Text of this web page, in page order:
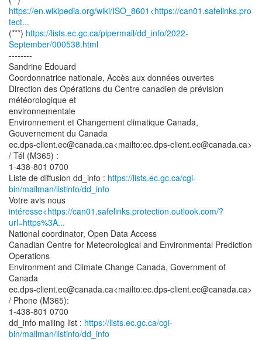
https://en.wikipedia.org/wiki/ISO_8601<https://can01.safelinks.pro
tect...
(***) https://lists.ec.gc.ca/pipermail/dd_info/2022-
September/000538.html
--------
Sandrine Edouard
Coordonnatrice nationale, Accès aux données ouvertes
Direction des Opérations du Centre canadien de prévision
météorologique et
environnementale
Environnement et Changement climatique Canada,
Gouvernement du Canada
ec.dps-client.ec@canada.ca<mailto:ec.dps-client.ec@canada.ca>
/ Tél (M365) :
1-438-801 0700
Liste de diffusion dd_info : https://lists.ec.gc.ca/cgi-
bin/mailman/listinfo/dd_info
intéresse<https://can01.safelinks.protection.outlook.com/?
url=https%3A...
National coordinator, Open Data Access
Canadian Centre for Meteorological and Environmental Prediction
Operations
Environment and Climate Change Canada, Government of
Canada
ec.dps-client.ec@canada.ca<mailto:ec.dps-client.ec@canada.ca>
/ Phone (M365):
1-438-801 0700
dd_info mailing list : https://lists.ec.gc.ca/cgi-
bin/mailman/listinfo/dd_info